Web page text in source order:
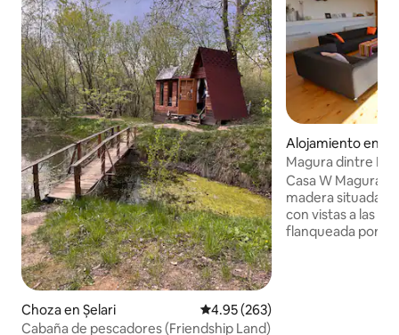
Choza en Șelari Calificación promedio: 4.95 de
4.95 (263)
Cabaña de pescadores (Friendship Land)
Alojamiento en
Magura dintre
Casa W Magura
madera situada
con vistas a las
flanqueada por